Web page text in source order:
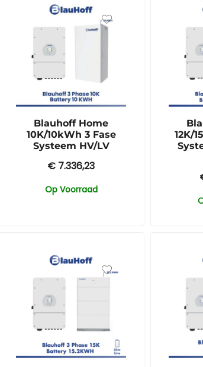
Blauhoff Home
10K/10kWh 3 Fase
Systeem HV/LV
€ 7.336,23
Op Voorraad
12K/